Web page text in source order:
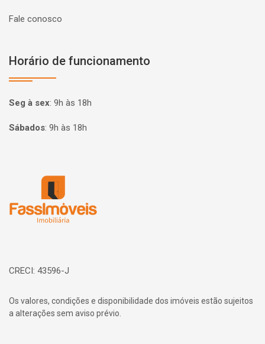
Fale conosco
Horário de funcionamento
Seg à sex: 9h às 18h
Sábados: 9h às 18h
CRECI: 43596-J
Os valores, condições e disponibilidade dos imóveis estão sujeitos
a alterações sem aviso prévio.